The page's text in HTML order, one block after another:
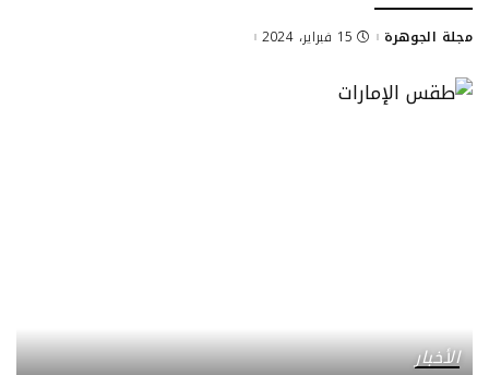
Posted
مجلة الجوهرة 15 فبراير، 2024
الأخبار